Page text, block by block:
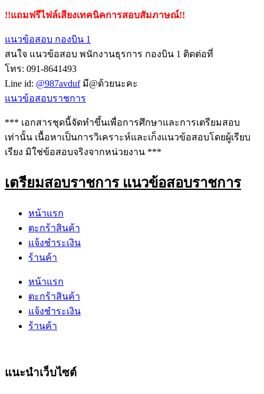
!!แถมฟรีไฟล์เสียงเทคนิคการสอบสัมภาษณ์!!
แนวข้อสอบ กองบิน 1
สนใจ แนวข้อสอบ พนักงานธุรการ กองบิน 1 ติดต่อที่
โทร: 091-8641493
Line id: @987avdufมี@ด้วยนะคะ
แนวข้อสอบราชการ
*** เอกสารชุดนี้จัดทำขึ้นเพื่อการศึกษาและการเตรียมสอบ
เท่านั้น เนื้อหาเป็นการวิเคราะห์และเก็งแนวข้อสอบโดยผู้เรียบ
เรียง มิใช่ข้อสอบจริงจากหน่วยงาน ***
เตรียมสอบราชการ แนวข้อสอบราชการ
หน้าแรก
ตะกร้าสินค้า
แจ้งชำระเงิน
ร้านค้า
หน้าแรก
ตะกร้าสินค้า
แจ้งชำระเงิน
ร้านค้า
แนะนำเว็บไซต์